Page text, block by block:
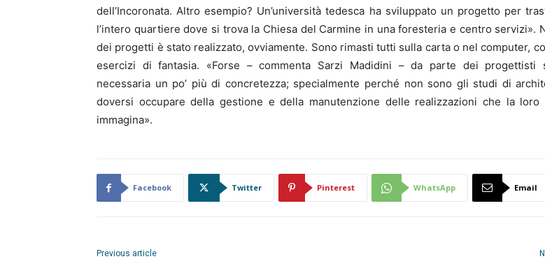
dell’Incoronata. Altro esempio? Un’università tedesca ha sviluppato un progetto per
l’intero quartiere dove si trova la Chiesa del Carmine in una foresteria e centro servizi».
dei progetti è stato realizzato, ovviamente. Sono rimasti tutti sulla carta o nel computer,
esercizi di fantasia. «Forse – commenta Sarzi Madidini – da parte dei progettisti
necessaria un po’ più di concretezza; specialmente perché non sono gli studi di
doversi occupare della gestione e della manutenzione delle realizzazioni che la loro
immagina».
Facebook Twitter Pinterest WhatsApp Email
Previous article